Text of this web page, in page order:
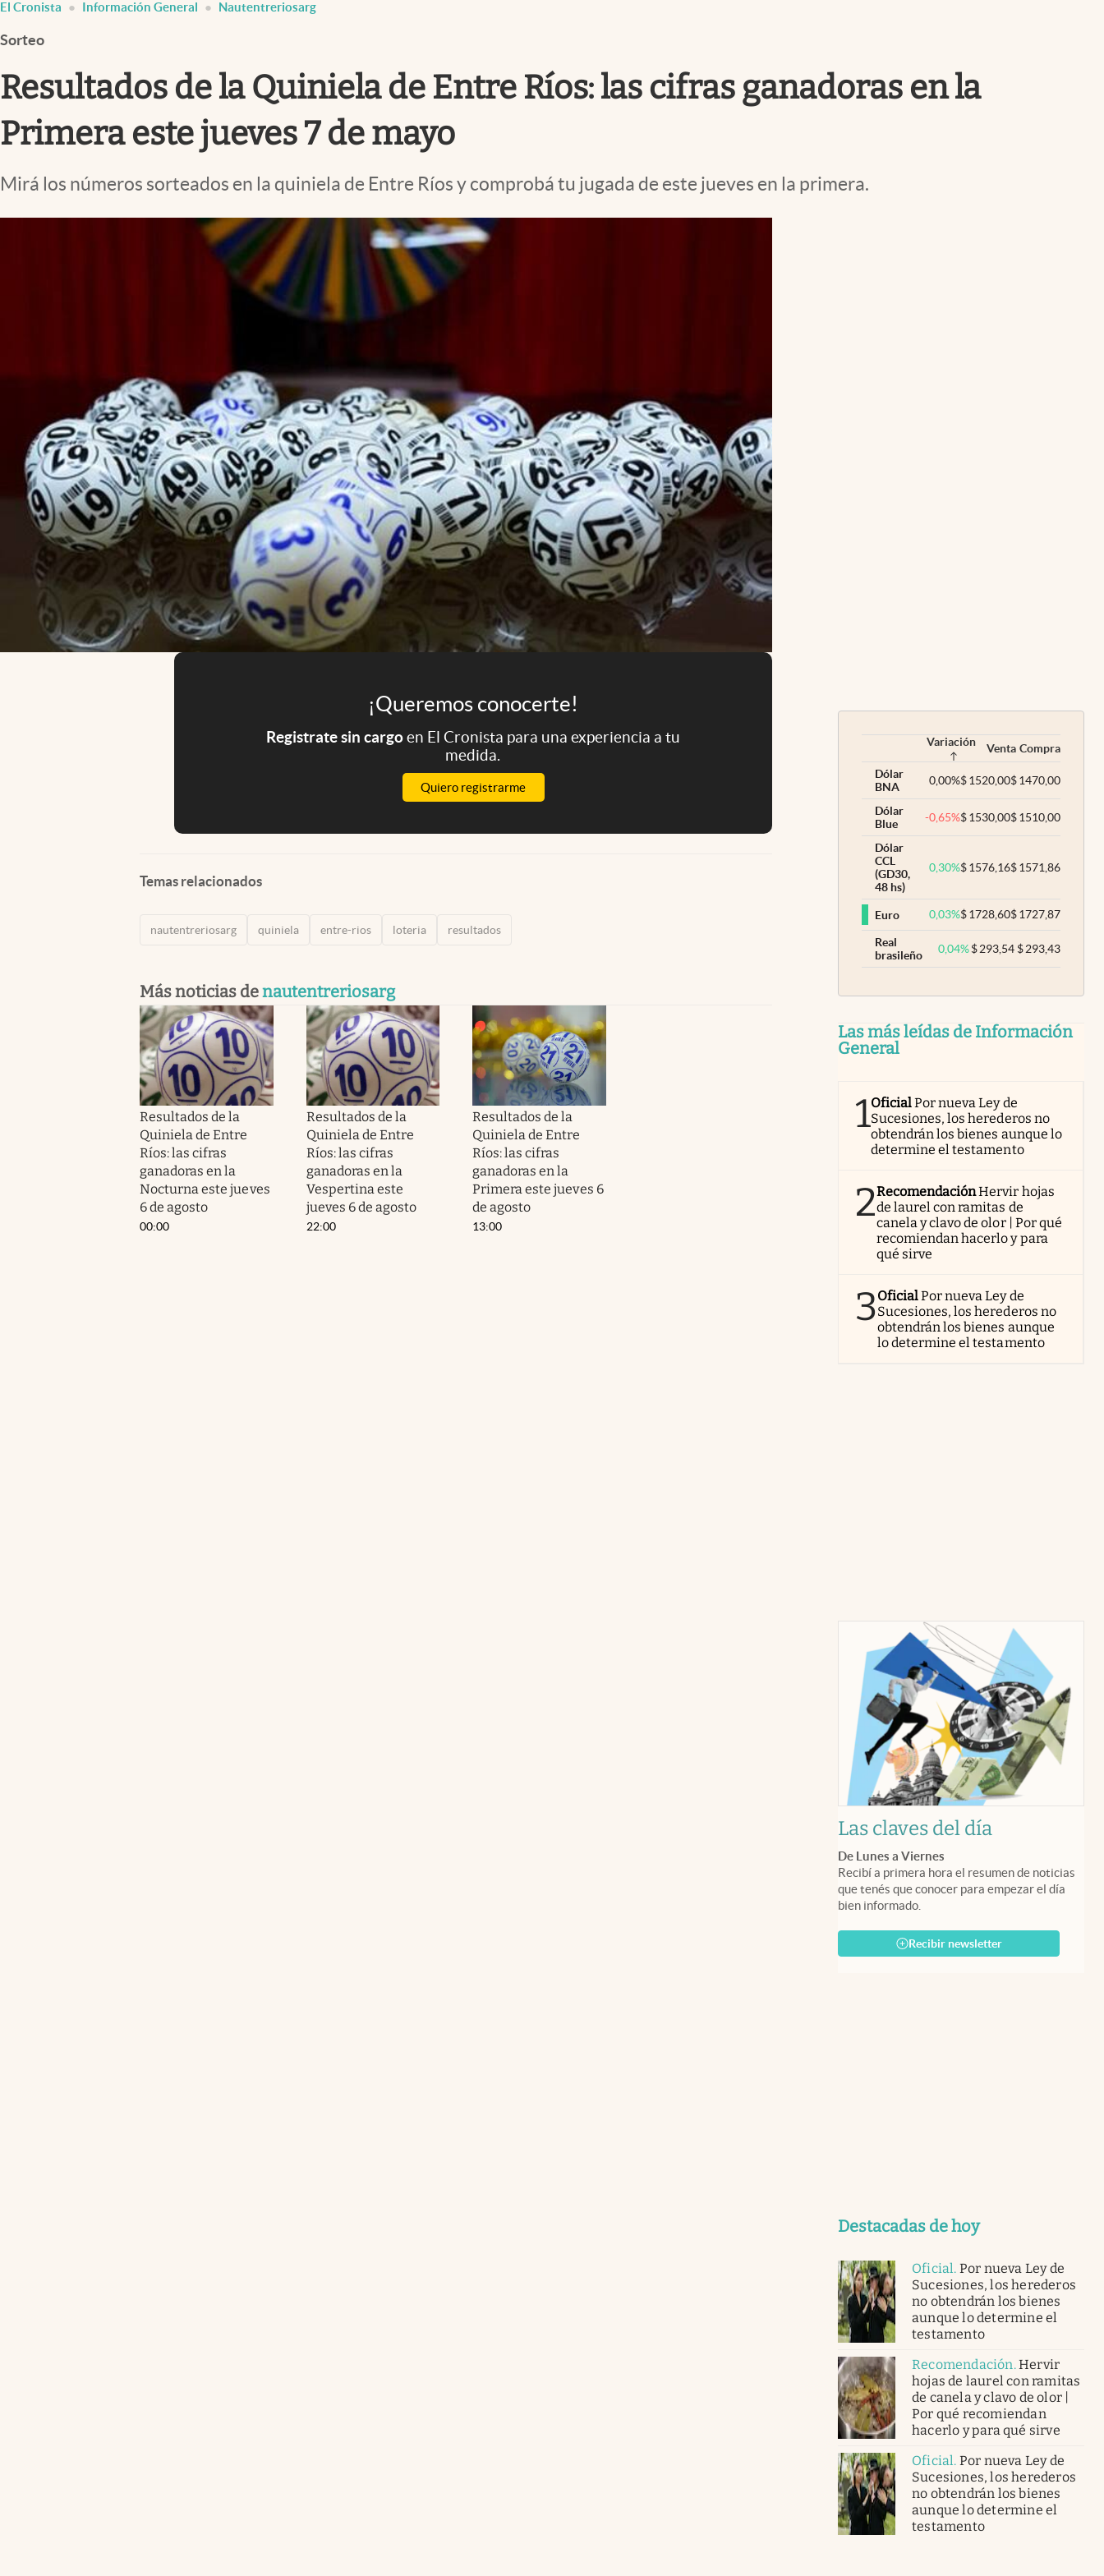
Infotechnology
Clase
Clima
Mundial 2026
Eventos Corporativos
El Cronista Información General Nautentreriosarg
Sorteo
Resultados de la Quiniela de Entre Ríos: las cifras ganadoras en la
Primera este jueves 7 de mayo
Mirá los números sorteados en la quiniela de Entre Ríos y comprobá tu jugada de este jueves en la primera.
¡Queremos conocerte!
Registrate sin cargoen El Cronista para una experiencia a tu
medida.
Quiero registrarme
Temas relacionados
nautentreriosarg quiniela entre-rios loteria resultados
Más noticias denautentreriosarg
Resultados de la
Quiniela de Entre
Ríos: las cifras
ganadoras en la
Nocturna este jueves
6 de agosto
00:00
Resultados de la
Quiniela de Entre
Ríos: las cifras
ganadoras en la
Vespertina este
jueves 6 de agosto
22:00
Resultados de la
Quiniela de Entre
Ríos: las cifras
ganadoras en la
Primera este jueves 6
de agosto
13:00
Variación Venta Compra
Dólar
BNA
0,00%$1520,00$1470,00
Dólar
Blue
-0,65%$1530,00$1510,00
Dólar
CCL
(GD30,
48 hs)
0,30%$1576,16$1571,86
Euro 0,03%$1728,60$1727,87
Real
brasileño
0,04% $293,54 $293,43
Las más leídas de Información
General
1OficialPor nueva Ley de
Sucesiones, los herederos no
obtendrán los bienes aunque lo
determine el testamento
2RecomendaciónHervir hojas
de laurel con ramitas de
canela y clavo de olor | Por qué
recomiendan hacerlo y para
qué sirve
3OficialPor nueva Ley de
Sucesiones, los herederos no
obtendrán los bienes aunque
lo determine el testamento
Las claves del día
De Lunes a Viernes
Recibí a primera hora el resumen de noticias
que tenés que conocer para empezar el día
bien informado.
Recibir newsletter
Destacadas de hoy
Oficial. Por nueva Ley de
Sucesiones, los herederos
no obtendrán los bienes
aunque lo determine el
testamento
Recomendación.Hervir
hojas de laurel con ramitas
de canela y clavo de olor |
Por qué recomiendan
hacerlo y para qué sirve
Oficial. Por nueva Ley de
Sucesiones, los herederos
no obtendrán los bienes
aunque lo determine el
testamento